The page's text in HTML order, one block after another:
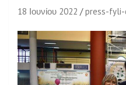
18 Ιουνίου 2022 press-